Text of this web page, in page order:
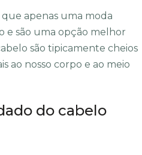
apenas uma moda
e são uma opção melhor
são tipicamente cheios
ao nosso corpo e ao meio
do cabelo